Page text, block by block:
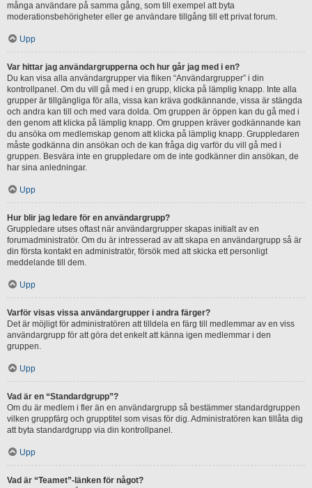
många användare på samma gång, som till exempel att byta
moderationsbehörigheter eller ge användare tillgång till ett privat forum.
Upp
Var hittar jag användargrupperna och hur går jag med i en?
Du kan visa alla användargrupper via fliken “Användargrupper” i din
kontrollpanel. Om du vill gå med i en grupp, klicka på lämplig knapp. Inte alla
grupper är tillgängliga för alla, vissa kan kräva godkännande, vissa är stängda
och andra kan till och med vara dolda. Om gruppen är öppen kan du gå med i
den genom att klicka på lämplig knapp. Om gruppen kräver godkännande kan
du ansöka om medlemskap genom att klicka på lämplig knapp. Gruppledaren
måste godkänna din ansökan och de kan fråga dig varför du vill gå med i
gruppen. Besvära inte en gruppledare om de inte godkänner din ansökan, de
har sina anledningar.
Upp
Hur blir jag ledare för en användargrupp?
Gruppledare utses oftast när användargrupper skapas initialt av en
forumadministratör. Om du är intresserad av att skapa en användargrupp så är
din första kontakt en administratör, försök med att skicka ett personligt
meddelande till dem.
Upp
Varför visas vissa användargrupper i andra färger?
Det är möjligt för administratören att tilldela en färg till medlemmar av en viss
användargrupp för att göra det enkelt att känna igen medlemmar i den
gruppen.
Upp
Vad är en “Standardgrupp”?
Om du är medlem i fler än en användargrupp så bestämmer standardgruppen
vilken gruppfärg och grupptitel som visas för dig. Administratören kan tillåta dig
att byta standardgrupp via din kontrollpanel.
Upp
Vad är “Teamet”-länken för något?